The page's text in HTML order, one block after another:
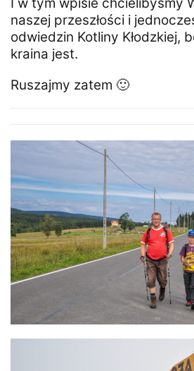
I w tym wpisie chcielibyśmy
naszej przeszłości i
odwiedzin Kotliny Kłodzkiej,
kraina jest.
Ruszajmy zatem 🙂